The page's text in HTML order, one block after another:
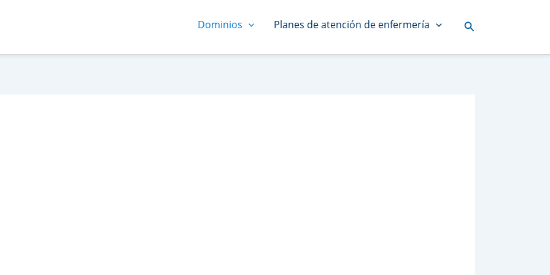
Dominios Planes de atención de enfermería Buscar